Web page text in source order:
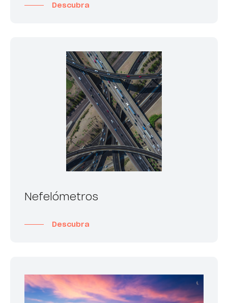
Descubra
Nefelómetros
Descubra